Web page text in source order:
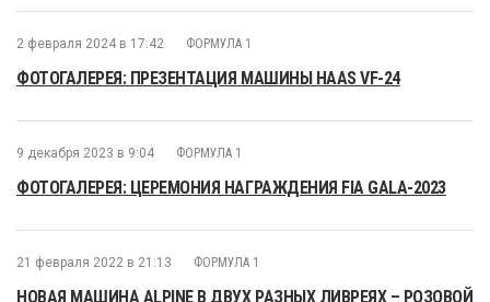
2 февраля 2024 в 17:42 ФОРМУЛА 1
ФОТОГАЛЕРЕЯ: ПРЕЗЕНТАЦИЯ МАШИНЫ HAAS VF-24
9 декабря 2023 в 9:04 ФОРМУЛА 1
ФОТОГАЛЕРЕЯ: ЦЕРЕМОНИЯ НАГРАЖДЕНИЯ FIA GALA-2023
21 февраля 2022 в 21:13 ФОРМУЛА 1
НОВАЯ МАШИНА ALPINE В ДВУХ РАЗНЫХ ЛИВРЕЯХ – РОЗОВОЙ